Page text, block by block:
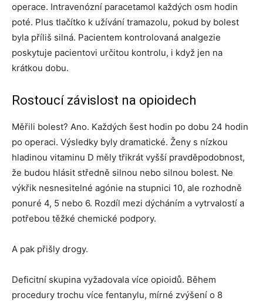
operace. Intravenózní paracetamol každých osm hodin
poté. Plus tlačítko k užívání tramazolu, pokud by bolest
byla příliš silná. Pacientem kontrolovaná analgezie
poskytuje pacientovi určitou kontrolu, i když jen na
krátkou dobu.
Rostoucí závislost na opioidech
Měřili bolest? Ano. Každých šest hodin po dobu 24 hodin
po operaci. Výsledky byly dramatické. Ženy s nízkou
hladinou vitaminu D měly třikrát vyšší pravděpodobnost,
že budou hlásit středně silnou nebo silnou bolest. Ne
výkřik nesnesitelné agónie na stupnici 10, ale rozhodně
ponuré 4, 5 nebo 6. Rozdíl mezi dýcháním a vytrvalostí a
potřebou těžké chemické podpory.
A pak přišly drogy.
Deficitní skupina vyžadovala více opioidů. Během
procedury trochu více fentanylu, mírné zvýšení o 8